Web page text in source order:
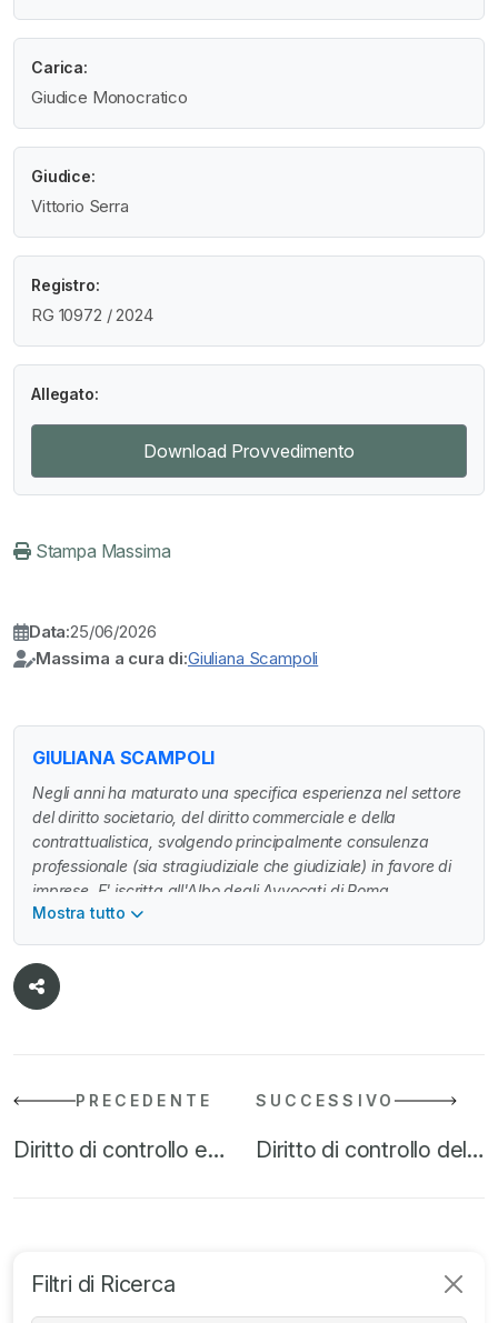
Carica:
Giudice Monocratico
Giudice:
Vittorio Serra
Registro:
RG 10972 / 2024
Allegato:
Download Provvedimento
Stampa Massima
Data:25/06/2026
Massima a cura di:Giuliana Scampoli
GIULIANA SCAMPOLI
Negli anni ha maturato una specifica esperienza nel settore
del diritto societario, del diritto commerciale e della
contrattualistica, svolgendo principalmente consulenza
professionale (sia stragiudiziale che giudiziale) in favore di
imprese. E' iscritta all'Albo degli Avvocati di Roma.
Mostra tutto
PRECEDENTE
Diritto di controllo e…
SUCCESSIVO
Diritto di controllo del…
Filtri di Ricerca